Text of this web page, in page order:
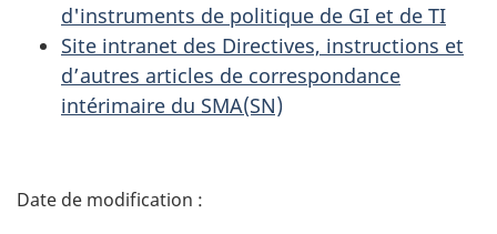
d'instruments de politique de GI et de TI
Site intranet des Directives, instructions et
d’autres articles de correspondance
intérimaire du SMA(SN)
D